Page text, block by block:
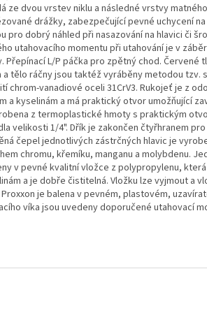
ze dvou vrstev niklu a následné vrstvy
drážky, zabezpečující pevné uchycení
pro dobrý náhled při nasazování na hlavici či
utahovacího momentu při utahování je v
Přepínací L/P páčka pro zpětný chod. Červené
a tělo ráčny jsou taktéž vyráběny metodou tzv.
chrom-vanadiové oceli 31CrV3. Rukojeť je z
a kyselinám a má praktický otvor umožňující
z termoplastické hmoty s praktickým
velikosti 1/4". Dřík je zakončen čtyřhranem
čepel jednotlivých zástrčných hlavic je
chromu, křemíku, manganu a molybdenu.
v pevné kvalitní vložce z polypropylenu,
a je dobře čistitelná. Vložku lze vyjmout a
je balena v pevném, plastovém,
víka jsou uvedeny doporučené utahovací